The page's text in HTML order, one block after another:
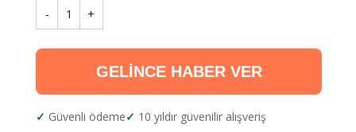
- 1 +
GELİNCE HABER VER
Güvenli ödeme 10 yıldır güvenilir alışveriş